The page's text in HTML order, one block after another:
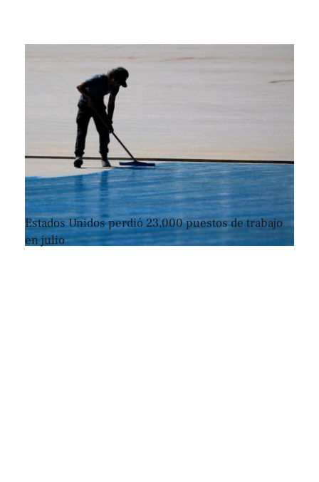
Estados Unidos perdió 23,000 puestos de trabajo
en julio